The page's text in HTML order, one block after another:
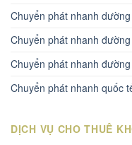
Chuyển phát nhanh
Chuyển phát nhanh
Chuyển phát nhanh
Chuyển phát nhanh quốc
DỊCH VỤ CHO THUÊ